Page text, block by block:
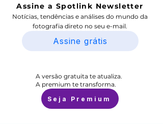
Assine a Spotlink Newsletter
Notícias, tendências e análises do mundo da
fotografia direto no seu e-mail.
Assine grátis
A versão gratuita te atualiza.
A premium te transforma.
Seja Premium